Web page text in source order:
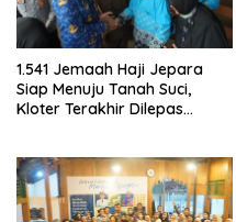
1.541 Jemaah Haji Jepara
Siap Menuju Tanah Suci,
Kloter Terakhir Dilepas